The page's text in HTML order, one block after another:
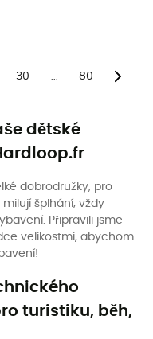
30 80
dětské
dobrodružky, pro
šplhání, vždy
Připravili jsme
velikostmi, abychom
turistiku, běh,